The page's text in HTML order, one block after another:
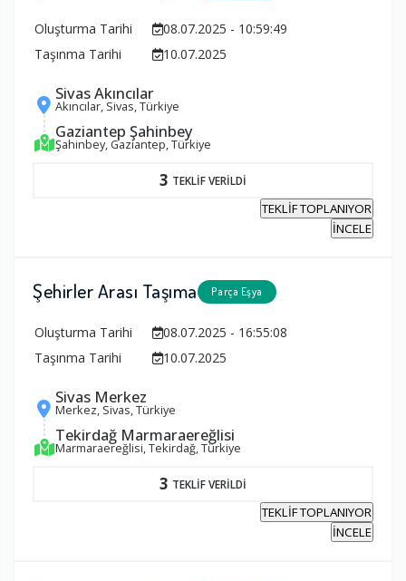
Oluşturma Tarihi
08.07.2025 - 10:59:49
Taşınma Tarihi
10.07.2025
Sivas Akıncılar
Akıncılar, Sivas, Türkiye
Gaziantep Şahinbey
Şahinbey, Gaziantep, Türkiye
3 TEKLİF VERİLDİ
TEKLİF TOPLANIYOR
İNCELE
Şehirler Arası Taşıma Parça Eşya
Oluşturma Tarihi
08.07.2025 - 16:55:08
Taşınma Tarihi
10.07.2025
Sivas Merkez
Merkez, Sivas, Türkiye
Tekirdağ Marmaraereğlisi
Marmaraereğlisi, Tekirdağ, Türkiye
3 TEKLİF VERİLDİ
TEKLİF TOPLANIYOR
İNCELE